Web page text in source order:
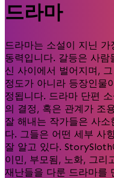
드라마
드라마는 소설이 지닌
동력입니다. 갈등은 사
신 사이에서 벌어지며,
정도가 아니라 등장인물
정됩니다. 드라마 단편
의 결정, 혹은 관계가 조
잘 해내는 작가들은 사
다. 그들은 어떤 세부 사
잘 알고 있다.
이민, 부모됨, 노화, 그리
재난들을 다룬 드라마를